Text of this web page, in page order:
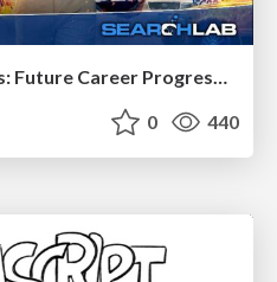
The Mindset for Success: Future Career Progression
0 440